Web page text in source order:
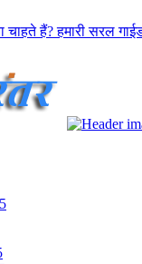
हैं? हमारी सरल